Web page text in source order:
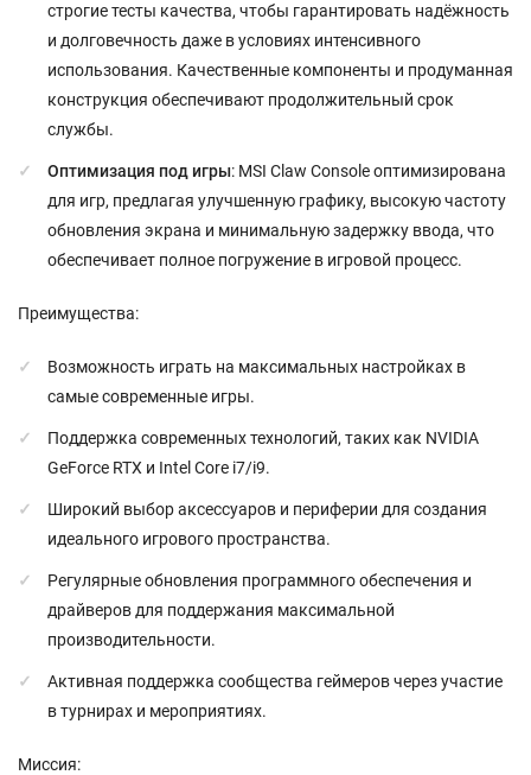
строгие тесты качества, чтобы гарантировать надёжность
и долговечность даже в условиях интенсивного
использования. Качественные компоненты и продуманная
конструкция обеспечивают продолжительный срок
службы.
Оптимизация под игры: MSI Claw Console оптимизирована
для игр, предлагая улучшенную графику, высокую частоту
обновления экрана и минимальную задержку ввода, что
обеспечивает полное погружение в игровой процесс.
Преимущества:
Возможность играть на максимальных настройках в
самые современные игры.
Поддержка современных технологий, таких как NVIDIA
GeForce RTX и Intel Core i7/i9.
Широкий выбор аксессуаров и периферии для создания
идеального игрового пространства.
Регулярные обновления программного обеспечения и
драйверов для поддержания максимальной
производительности.
Активная поддержка сообщества геймеров через участие
в турнирах и мероприятиях.
Миссия: